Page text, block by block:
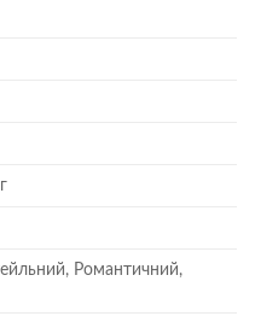
Романтичний,